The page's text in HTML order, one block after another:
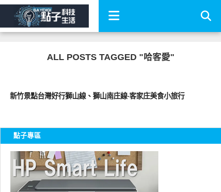
ALL POSTS TAGGED "哈客愛"
新竹景點台灣好行獅山線、獅山南庄線‧客家庄美食小旅行
點子專區